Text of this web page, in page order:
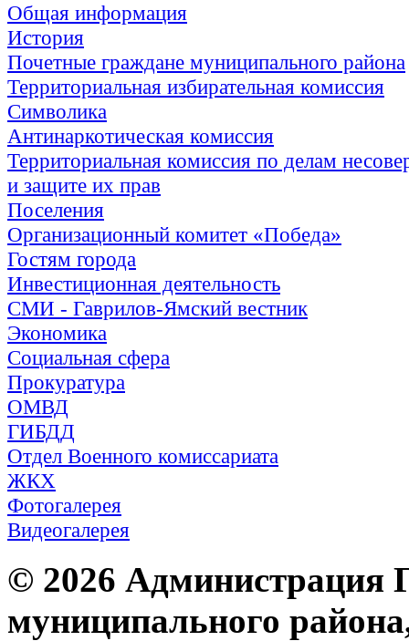
Общая информация
История
Почетные граждане муниципального района
Территориальная избирательная комиссия
Символика
Антинаркотическая комиссия
Территориальная комиссия по делам
и защите их прав
Поселения
Организационный комитет «Победа»
Гостям города
Инвестиционная деятельность
СМИ - Гаврилов-Ямский вестник
Экономика
Социальная сфера
Прокуратура
ОМВД
ГИБДД
Отдел Военного комиссариата
ЖКХ
Фотогалерея
Видеогалерея
© 2026 Администрация
муниципального